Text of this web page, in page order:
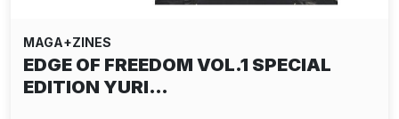
MAGA+ZINES
EDGE OF FREEDOM VOL.1 SPECIAL
EDITION YURI…